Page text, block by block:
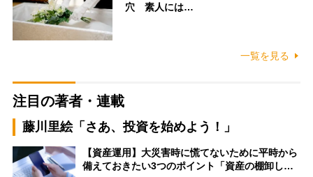
穴 素人には…
一覧を見る
注目の著者・連載
藤川里絵「さあ、投資を始めよう！」
【資産運用】大災害時に慌てないために平時から
備えておきたい3つのポイント「資産の棚卸し…